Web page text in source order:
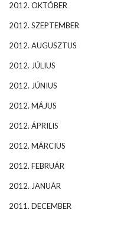
2012. OKTÓBER
2012. SZEPTEMBER
2012. AUGUSZTUS
2012. JÚLIUS
2012. JÚNIUS
2012. MÁJUS
2012. ÁPRILIS
2012. MÁRCIUS
2012. FEBRUÁR
2012. JANUÁR
2011. DECEMBER